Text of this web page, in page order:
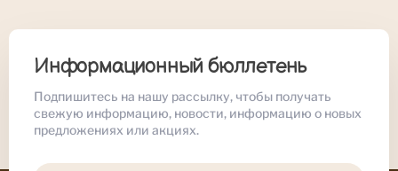
Информационный бюллетень
Подпишитесь на нашу рассылку, чтобы получать
свежую информацию, новости, информацию о новых
предложениях или акциях.